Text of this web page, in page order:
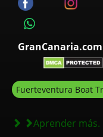
GranCanaria.com
Fuerteventura Boat
Aprender más.